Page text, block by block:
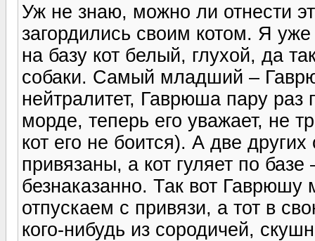
Уж не знаю, можно ли отнести
загордились своим котом. Я
на базу кот белый, глухой, да
собаки. Самый младший –
нейтралитет, Гаврюша пару раз
морде, теперь его уважает, не
кот его не боится). А две
привязаны, а кот гуляет по
безнаказанно. Так вот Гаврюшу
отпускаем с привязи, а тот в
кого-нибудь из сородичей,